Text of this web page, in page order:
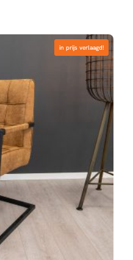
in prijs verlaagd!
in prijs verlaagd!